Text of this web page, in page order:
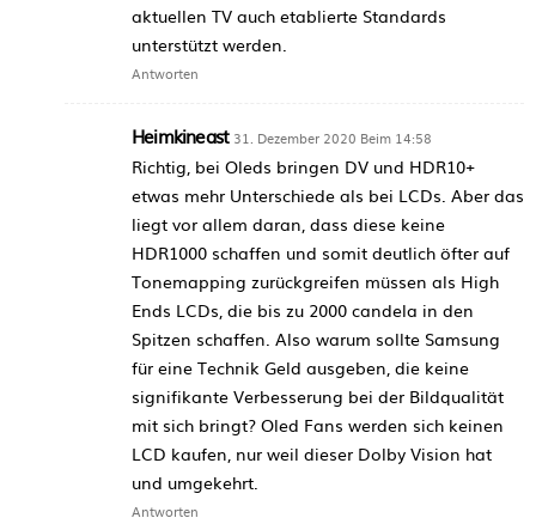
aktuellen TV auch etablierte Standards
unterstützt werden.
Antworten
Heimkineast 31. Dezember 2020 Beim 14:58
Richtig, bei Oleds bringen DV und HDR10+
etwas mehr Unterschiede als bei LCDs. Aber das
liegt vor allem daran, dass diese keine
HDR1000 schaffen und somit deutlich öfter auf
Tonemapping zurückgreifen müssen als High
Ends LCDs, die bis zu 2000 candela in den
Spitzen schaffen. Also warum sollte Samsung
für eine Technik Geld ausgeben, die keine
signifikante Verbesserung bei der Bildqualität
mit sich bringt? Oled Fans werden sich keinen
LCD kaufen, nur weil dieser Dolby Vision hat
und umgekehrt.
Antworten